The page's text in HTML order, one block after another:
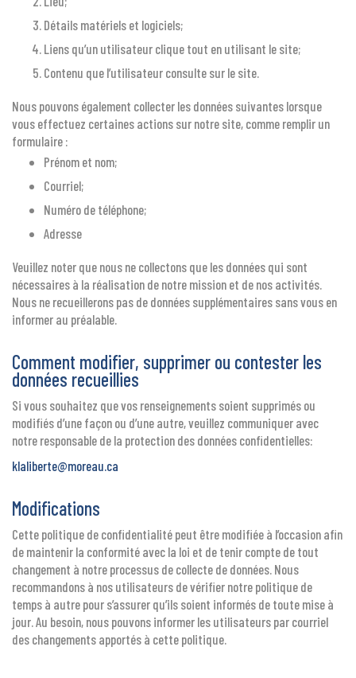
Détails matériels et logiciels;
Liens qu’un utilisateur clique tout en utilisant le site;
Contenu que l’utilisateur consulte sur le site.
Nous pouvons également collecter les données suivantes lorsque
vous effectuez certaines actions sur notre site, comme remplir un
formulaire :
Prénom et nom;
Courriel;
Numéro de téléphone;
Adresse
Veuillez noter que nous ne collectons que les données qui sont
nécessaires à la réalisation de notre mission et de nos activités.
Nous ne recueillerons pas de données supplémentaires sans vous en
informer au préalable.
Comment modifier, supprimer ou contester les
données recueillies
Si vous souhaitez que vos renseignements soient supprimés ou
modifiés d’une façon ou d’une autre, veuillez communiquer avec
notre responsable de la protection des données confidentielles:
klaliberte@moreau.ca
Modifications
Cette politique de confidentialité peut être modifiée à l’occasion afin
de maintenir la conformité avec la loi et de tenir compte de tout
changement à notre processus de collecte de données. Nous
recommandons à nos utilisateurs de vérifier notre politique de
temps à autre pour s’assurer qu’ils soient informés de toute mise à
jour. Au besoin, nous pouvons informer les utilisateurs par courriel
des changements apportés à cette politique.